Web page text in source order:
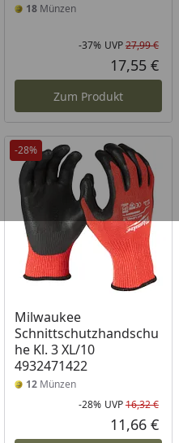
in ProzentPreis
Preis
18Münzen
-37% UVP27,99 €
17,55 €
Zum Produkt
in ProzentPreis
Preis
-28%
Milwaukee
Schnittschutzhandschu
he Kl. 3 XL/10
4932471422
12Münzen
-28% UVP16,32 €
11,66 €